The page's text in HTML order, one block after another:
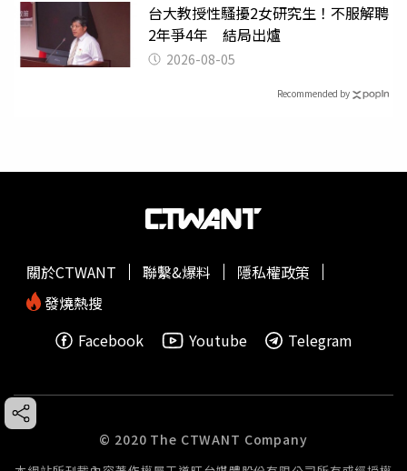
台大教授性騷擾2女研究生！不服解聘
2年爭4年 結局出爐
2026-08-05
Recommended by
關於CTWANT 聯繫&爆料
隱私權政策
發燒熱搜
Facebook
Youtube Telegram
© 2020 The CTWANT Company